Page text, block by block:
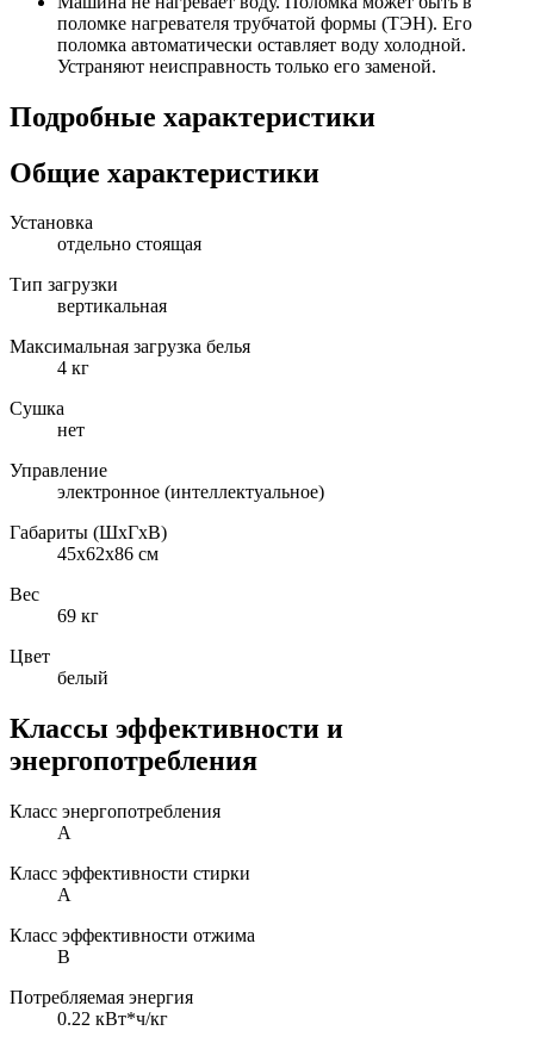
поломке нагревателя трубчатой формы (ТЭН). Его
поломка автоматически оставляет воду холодной.
Устраняют неисправность только его заменой.
Подробные характеристики
Общие характеристики
Установка
отдельно стоящая
Тип загрузки
вертикальная
Максимальная загрузка белья
4 кг
Сушка
нет
Управление
электронное (интеллектуальное)
Габариты (ШxГxВ)
45x62x86 см
Вес
69 кг
Цвет
белый
Классы эффективности и
энергопотребления
Класс энергопотребления
A
Класс эффективности стирки
A
Класс эффективности отжима
B
Потребляемая энергия
0.22 кВт*ч/кг